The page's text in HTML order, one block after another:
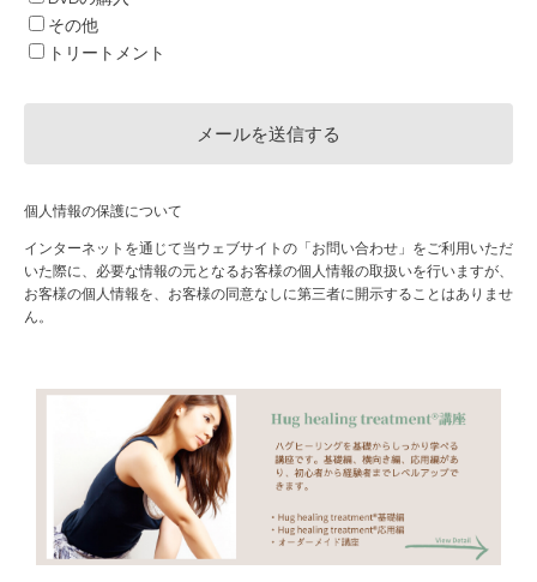
その他
トリートメント
個人情報の保護について
インターネットを通じて当ウェブサイトの「お問い合わせ」をご利用いただ
いた際に、必要な情報の元となるお客様の個人情報の取扱いを行いますが、
お客様の個人情報を、お客様の同意なしに第三者に開示することはありませ
ん。